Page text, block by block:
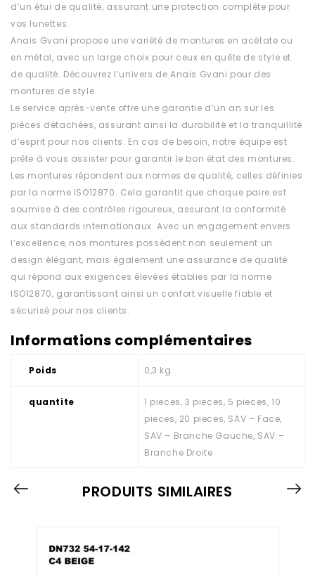
d’un étui de qualité, assurant une protection complète pour
vos lunettes.
Anais Gvani propose une variété de montures en acétate ou
en métal, avec un large choix pour ceux en quête de style et
de qualité. Découvrez l’univers de Anais Gvani pour des
montures de style.
Le service après-vente offre une garantie d’un an sur les
pièces détachées, assurant ainsi la durabilité et la tranquillité
d’esprit pour nos clients. En cas de besoin, notre équipe est
prête à vous assister pour garantir le bon état des montures.
Les montures répondent aux normes de qualité, celles définies
par la norme ISO12870. Cela garantit que chaque paire est
soumise à des contrôles rigoureux, assurant la conformité
aux standards internationaux. Avec un engagement envers
l’excellence, nos montures possèdent non seulement un
design élégant, mais également une assurance de qualité
qui répond aux exigences élevées établies par la norme
ISO12870, garantissant ainsi un confort visuelle fiable et
sécurisé pour nos clients.
Informations complémentaires
Poids 0,3 kg
quantite
1 pieces, 3 pieces, 5 pieces, 10
pieces, 20 pieces, SAV – Face,
SAV – Branche Gauche, SAV –
Branche Droite
PRODUITS SIMILAIRES